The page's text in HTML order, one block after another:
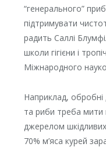
“генерального”
підтримувати
радить Саллі
школи гігієни і
Міжнародного
Наприклад, обробні
та риби треба
джерелом
70% м’яса курей